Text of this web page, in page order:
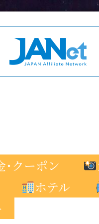
･クーポン
ホテル